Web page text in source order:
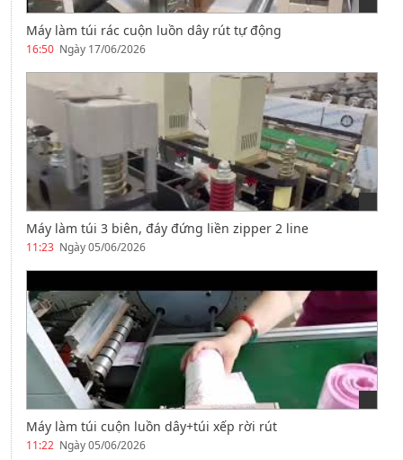
Máy làm túi rác cuộn luồn dây rút tự động
16:50 Ngày 17/06/2026
Máy làm túi 3 biên, đáy đứng liền zipper 2 line
11:23 Ngày 05/06/2026
Máy làm túi cuộn luồn dây+túi xếp rời rút
11:22 Ngày 05/06/2026